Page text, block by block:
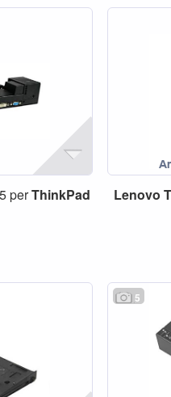
perThinkPad Lenovo
5